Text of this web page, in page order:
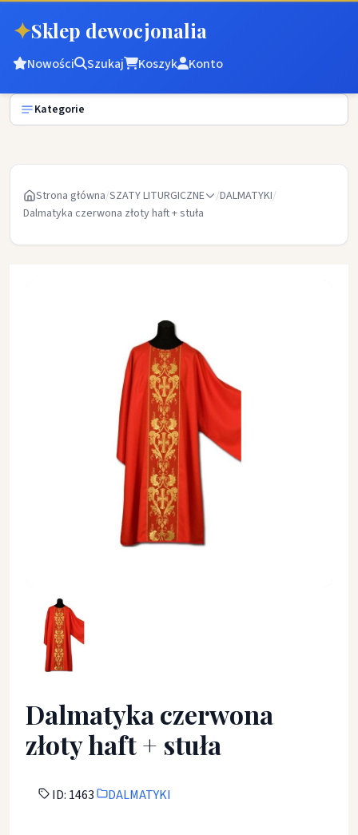
✦Sklep dewocjonalia
Nowości Szukaj Koszyk Konto
Kategorie
Strona główna/SZATY LITURGICZNE /DALMATYKI/
Dalmatyka czerwona złoty haft + stuła
Dalmatyka czerwona złoty haft + stuła - DALMATYKI -
Dalmatyka czerwona
złoty haft + stuła
ID: 1463 DALMATYKI